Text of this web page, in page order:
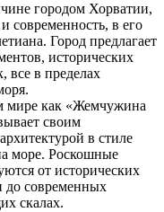
городом Хорватии,
современность, в его
Город предлагает
исторических
все в пределах
мире как «Жемчужина
своим
в стиле
море. Роскошные
от исторических
до современных
скалах.